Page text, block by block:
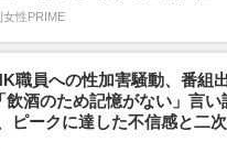
女性PRIME
職員への性加害騒動、番組
飲酒のため記憶がない」言い
、ピークに達した不信感と二